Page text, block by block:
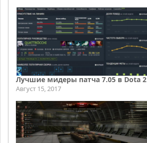
Лучшие мидеры патча 7.05 в Dota 2
Август 15, 2017